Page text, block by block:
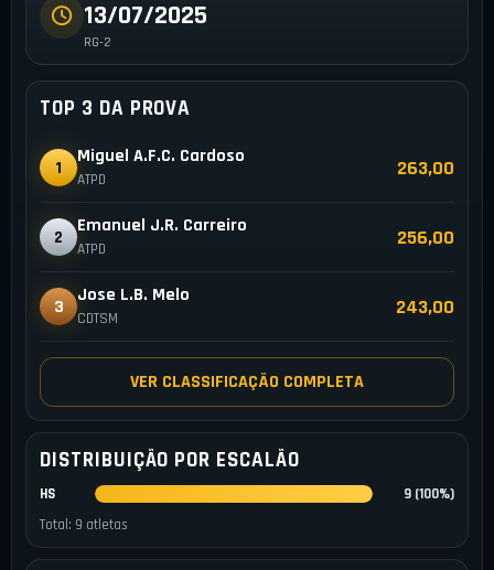
13/07/2025
RG-2
TOP 3 DA PROVA
1 Miguel A.F.C. Cardoso
ATPD 263,00
2 Emanuel J.R. Carreiro
ATPD 256,00
3 Jose L.B. Melo
CDTSM 243,00
VER CLASSIFICAÇÃO COMPLETA
DISTRIBUIÇÃO POR ESCALÃO
HS
9 (100%)
Total: 9 atletas